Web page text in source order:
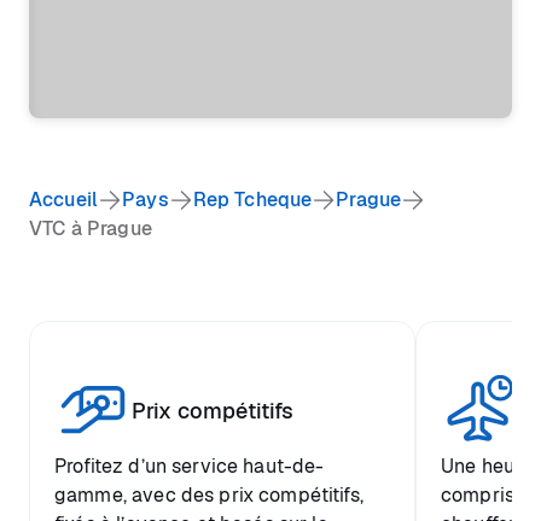
Accueil Pays Rep Tcheque
Prague
VTC à Prague
Prix compétitifs
Profitez d’un service haut-de-
gamme, avec des prix compétitifs,
Une heure
comprise